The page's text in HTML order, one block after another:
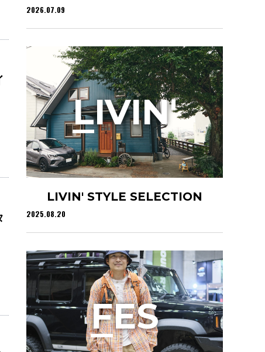
2026.07.09
LIVIN' STYLE SELECTION
2025.08.20
LIVIN'
FES